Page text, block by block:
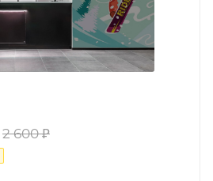
2 600₽